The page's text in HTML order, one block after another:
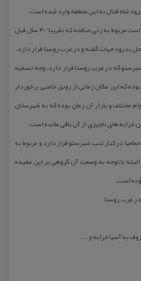
شاه قتال به این منطقه وارد شده است.
_ خواهر كاكا كه آرامگاهی است مربوط به زنی صالحه كه تقریبا” ۴۰ سال قبل
بدرود حیات گفته و در غرب روستا قرار دارد.
كه در غرب روستا قرار دارد. وجه تسمیه
كه این مكان زمانی از رونق خاصی برخوردار
مختلف و بازار آن زمان بوده كه به شهرستان
های ناچیزی از آن باقی مانده است.
در كنار تنب شهرستو قرار دارد و مربوط به
با توجه به وسعت آن گروهی بر این عقیذه
است.
غرب روستا
به آسیا خرابه و ….